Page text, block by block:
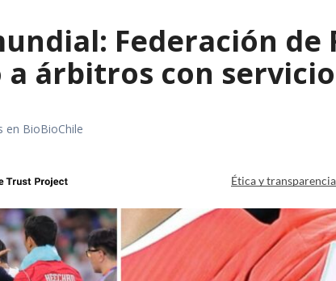
Federación de
a árbitros con
en BioBioChile
Ética y